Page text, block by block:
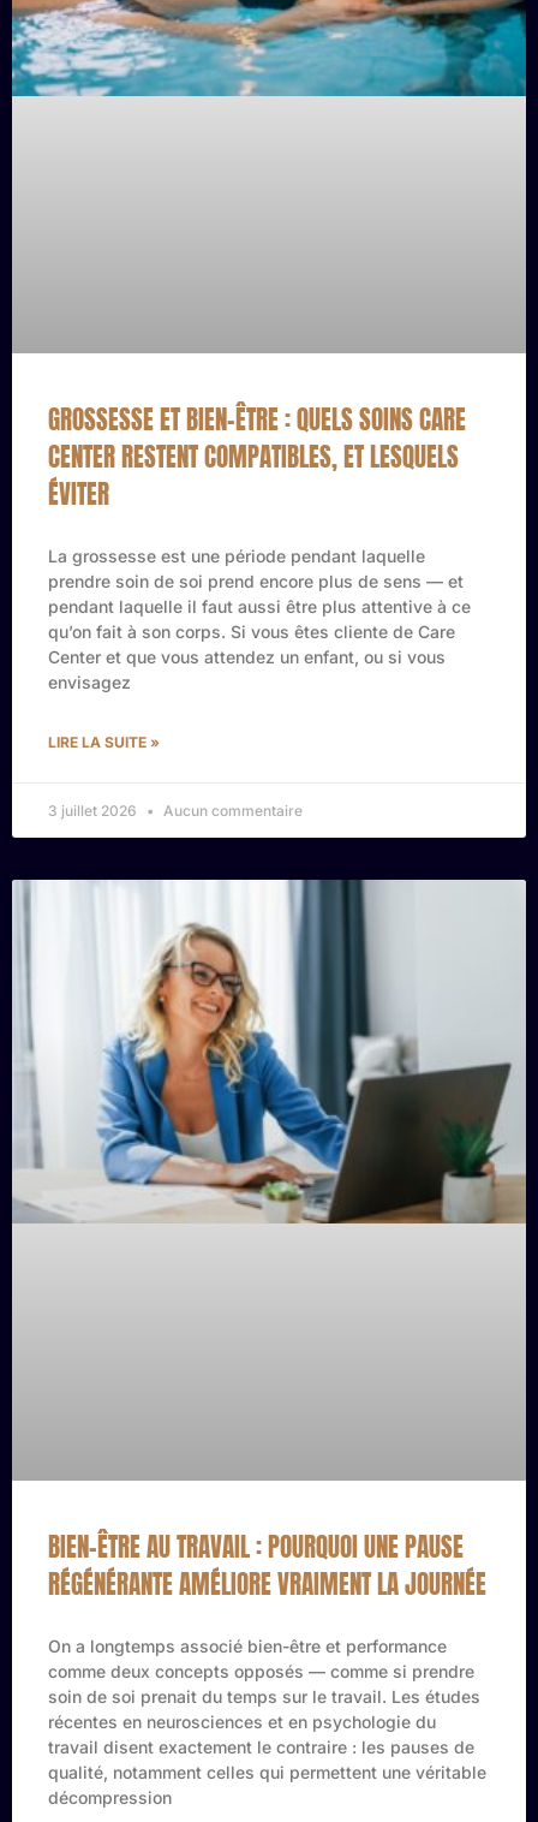
GROSSESSE ET BIEN-ÊTRE : QUELS SOINS CARE
CENTER RESTENT COMPATIBLES, ET LESQUELS
ÉVITER
La grossesse est une période pendant laquelle
prendre soin de soi prend encore plus de sens — et
pendant laquelle il faut aussi être plus attentive à ce
qu’on fait à son corps. Si vous êtes cliente de Care
Center et que vous attendez un enfant, ou si vous
envisagez
LIRE LA SUITE »
3 juillet 2026 Aucun commentaire
BIEN-ÊTRE AU TRAVAIL : POURQUOI UNE PAUSE
RÉGÉNÉRANTE AMÉLIORE VRAIMENT LA JOURNÉE
On a longtemps associé bien-être et performance
comme deux concepts opposés — comme si prendre
soin de soi prenait du temps sur le travail. Les études
récentes en neurosciences et en psychologie du
travail disent exactement le contraire : les pauses de
qualité, notamment celles qui permettent une véritable
décompression